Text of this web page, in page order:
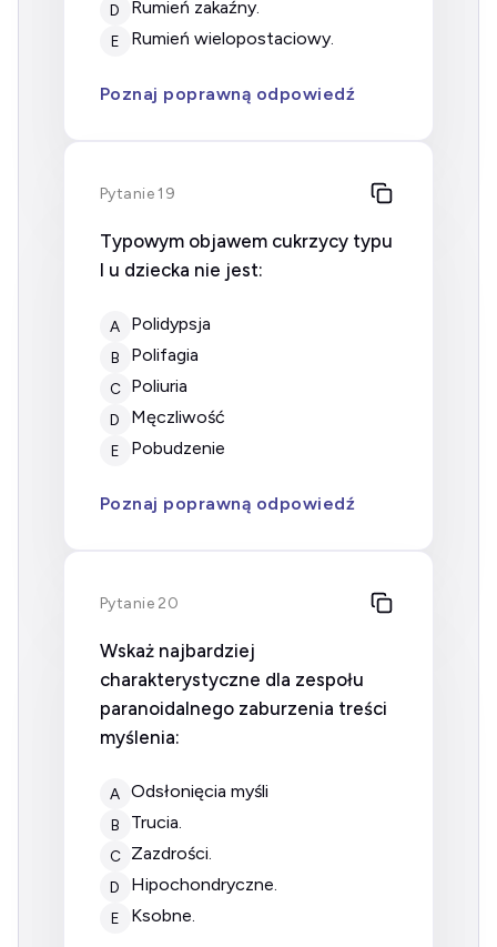
D rumień zakaźny.
E rumień wielopostaciowy.
Poznaj poprawną odpowiedź
Pytanie 19
Typowym objawem cukrzycy typu
I u dziecka nie jest:
A polidypsja
B polifagia
C poliuria
D męczliwość
E pobudzenie
Poznaj poprawną odpowiedź
Pytanie 20
Wskaż najbardziej
charakterystyczne dla zespołu
paranoidalnego zaburzenia treści
myślenia:
A odsłonięcia myśli
B trucia.
C zazdrości.
D hipochondryczne.
E ksobne.